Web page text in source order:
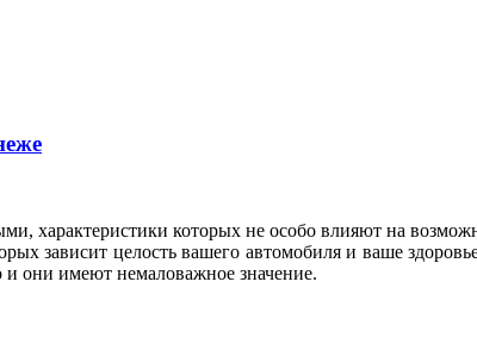
характеристики которых не особо влияют на
зависит целость вашего автомобиля и ваше
и они имеют немаловажное значение.